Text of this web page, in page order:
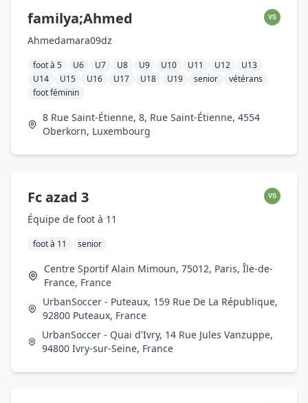
familya;Ahmed VS
Ahmedamara09dz
foot à 5 U6 U7 U8 U9 U10 U11 U12
U13
U14
U15 U16 U17 U18 U19 senior
vétérans
foot féminin
8 Rue Saint-Étienne, 8, Rue Saint-Étienne, 4554
Oberkorn, Luxembourg
Fc azad 3 VS
Équipe de foot à 11
foot à 11 senior
Centre Sportif Alain Mimoun, 75012, Paris, Île-de-
France, France
UrbanSoccer - Puteaux, 159 Rue De La République,
92800 Puteaux, France
UrbanSoccer - Quai d'Ivry, 14 Rue Jules Vanzuppe,
94800 Ivry-sur-Seine, France